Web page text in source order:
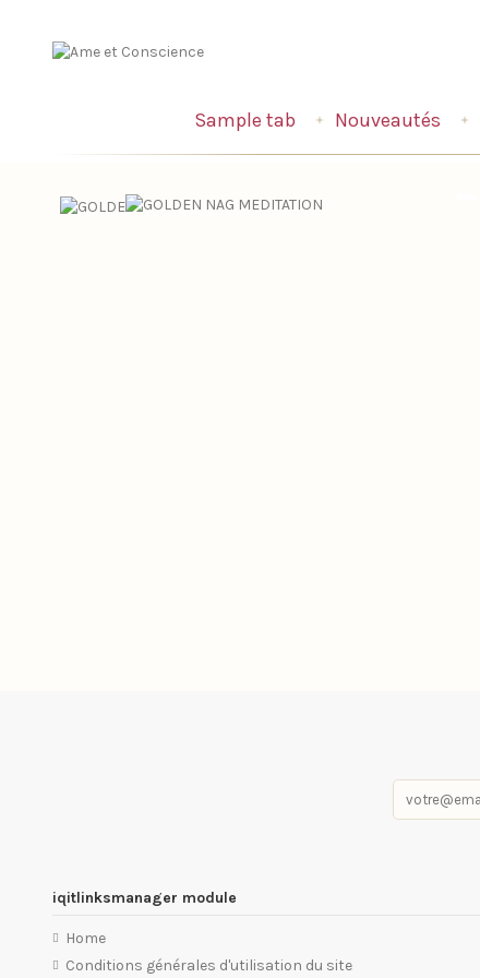
Sample tab Nouveautés
iqitlinksmanager module
Home
Conditions générales d'utilisation du site